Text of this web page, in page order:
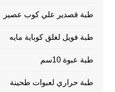
طبة قصدير علي كوب عصير
طبة فويل لغلق كوباية مايه
طبة عبوة 10سم
طبة حراري لعبوات طحينة